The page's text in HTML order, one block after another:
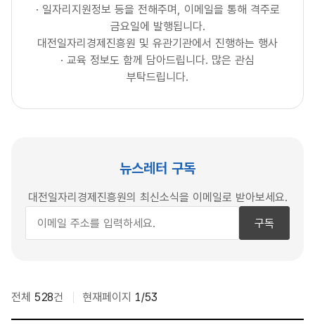
· 일자리지원정보 등을 전해주며, 이메일을 통해 격주로
금요일에 발행됩니다.
대전일자리경제진흥원 및 유관기관에서 진행하는 행사
· 교육 정보도 함께 담아드립니다. 많은 관심
부탁드립니다.
뉴스레터 구독
대전일자리경제진흥원의 최신소식을 이메일로 받아보세요.
구독
전체 528건 현재페이지 1/53